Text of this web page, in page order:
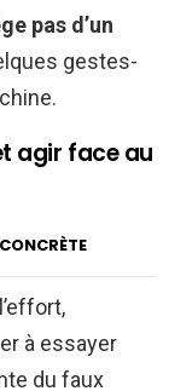
pas d’un
gestes-
agir face au
à essayer
du faux